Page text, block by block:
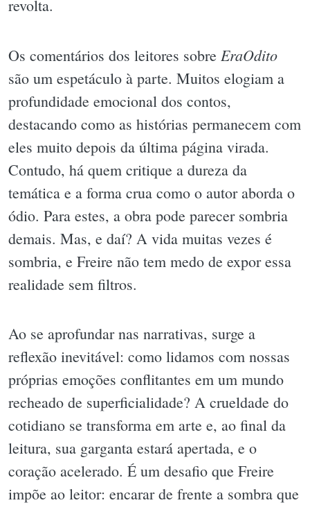
revolta.
Os comentários dos leitores sobre EraOdito
são um espetáculo à parte. Muitos elogiam a
profundidade emocional dos contos,
destacando como as histórias permanecem com
eles muito depois da última página virada.
Contudo, há quem critique a dureza da
temática e a forma crua como o autor aborda o
ódio. Para estes, a obra pode parecer sombria
demais. Mas, e daí? A vida muitas vezes é
sombria, e Freire não tem medo de expor essa
realidade sem filtros.
Ao se aprofundar nas narrativas, surge a
reflexão inevitável: como lidamos com nossas
próprias emoções conflitantes em um mundo
recheado de superficialidade? A crueldade do
cotidiano se transforma em arte e, ao final da
leitura, sua garganta estará apertada, e o
coração acelerado. É um desafio que Freire
impõe ao leitor: encarar de frente a sombra que